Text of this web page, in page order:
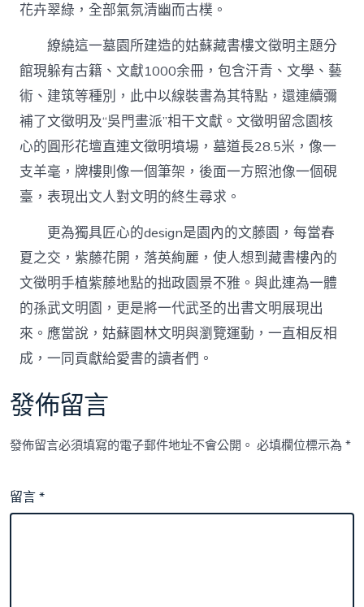
花卉翠綠，全部氣氛清幽而古樸。
繚繞這一墓園所建造的姑蘇藏書樓文徵明主題分
館現躲有古籍、文獻1000余冊，包含汗青、文學、藝
術、建筑等種別，此中以線裝書為其特點，還連續彌
補了文徵明及“吳門畫派”相干文獻。文徵明留念園核
心的圓形花壇直連文徵明墳場，墓道長28.5米，像一
支羊毫，牌樓則像一個筆架，後面一方照池像一個硯
臺，表現出文人對文明的終生尋求。
更為獨具匠心的design是園內的文藤園，每當春
夏之交，紫藤花開，落英絢麗，使人想到藏書樓內的
文徵明手植紫藤地點的拙政園景不雅。與此連為一體
的孫武文明園，更是將一代武圣的出書文明展現出
來。應當說，姑蘇園林文明與瀏覽運動，一直相反相
成，一同貢獻給愛書的讀者們。
發佈留言
發佈留言必須填寫的電子郵件地址不會公開。 必填欄位標示為*
留言*